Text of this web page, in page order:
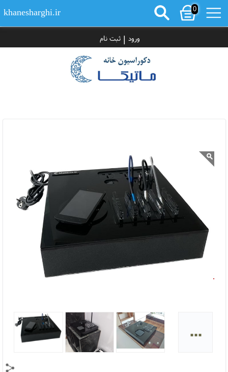
0
khanesharghi.ir
ورود | ثبت نام
...